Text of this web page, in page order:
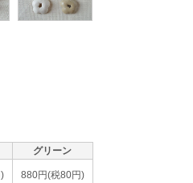
グリーン
880円(税80円)